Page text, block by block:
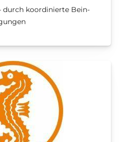
durch koordinierte Bein-